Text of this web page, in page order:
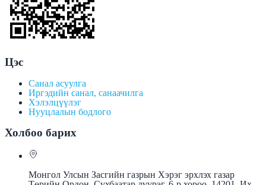
Цэс
Санал асуулга
Иргэдийн санал, санаачилга
Хэлэлцүүлэг
Нууцлалын бодлого
Холбоо барих
Монгол Улсын Засгийн газрын Хэрэг эрхлэх газар